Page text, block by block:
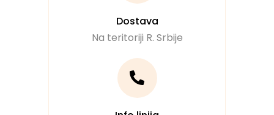
Dostava
Na teritoriji R. Srbije